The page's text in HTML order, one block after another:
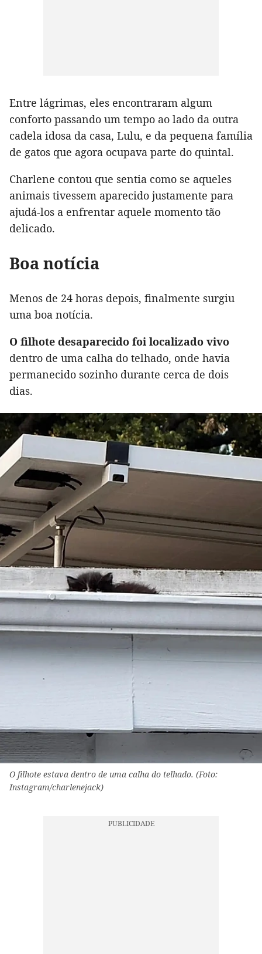
Entre lágrimas, eles encontraram algum
conforto passando um tempo ao lado da outra
cadela idosa da casa, Lulu, e da pequena família
de gatos que agora ocupava parte do quintal.
Charlene contou que sentia como se aqueles
animais tivessem aparecido justamente para
ajudá-los a enfrentar aquele momento tão
delicado.
Boa notícia
Menos de 24 horas depois, finalmente surgiu
uma boa notícia.
O filhote desaparecido foi localizado vivo
dentro de uma calha do telhado, onde havia
permanecido sozinho durante cerca de dois
dias.
O filhote estava dentro de uma calha do telhado. (Foto:
Instagram/charlenejack)